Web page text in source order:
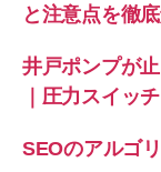
と注意点を徹
井戸ポンプが
｜圧力スイッ
SEOのアルゴ